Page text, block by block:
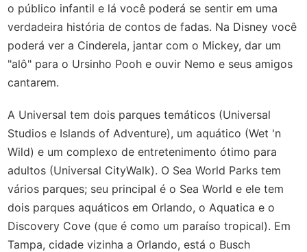
o público infantil e lá você poderá se sentir em uma
verdadeira história de contos de fadas. Na Disney você
poderá ver a Cinderela, jantar com o Mickey, dar um
"alô" para o Ursinho Pooh e ouvir Nemo e seus amigos
cantarem.
A Universal tem dois parques temáticos (Universal
Studios e Islands of Adventure), um aquático (Wet 'n
Wild) e um complexo de entretenimento ótimo para
adultos (Universal CityWalk). O Sea World Parks tem
vários parques; seu principal é o Sea World e ele tem
dois parques aquáticos em Orlando, o Aquatica e o
Discovery Cove (que é como um paraíso tropical). Em
Tampa, cidade vizinha a Orlando, está o Busch